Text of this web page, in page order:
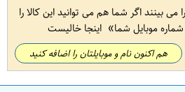
می بینند اگر شما هم می توانید این کالا را
موبایل شما اینجا خالیست
هم اکنون نام و موبایلتان را اضافه کنید